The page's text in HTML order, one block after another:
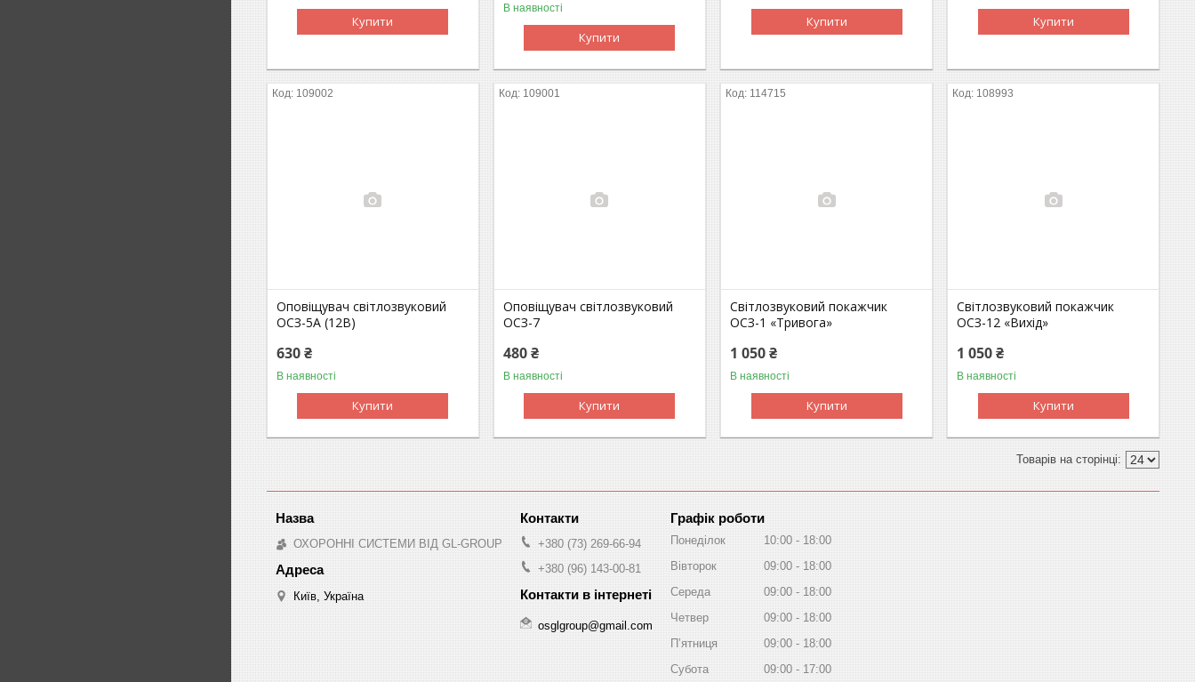
Купити
В наявності
Купити
Купити Купити
109002
Оповіщувач світлозвуковий
ОСЗ-5А (12В)
630 ₴
В наявності
Купити
109001
Оповіщувач світлозвуковий
ОСЗ-7
480 ₴
В наявності
Купити
114715
Світлозвуковий покажчик
ОСЗ-1 «Тривога»
1 050 ₴
В наявності
Купити
108993
Світлозвуковий покажчик
ОСЗ-12 «Вихід»
1 050 ₴
В наявності
Купити
ОХОРОННІ СИСТЕМИ ВІД GL-GROUP
Київ, Україна
+380 (73) 269-66-94
+380 (96) 143-00-81
osglgroup@gmail.com
Графік роботи
Понеділок 10:00
18:00
Вівторок
09:00
18:00
Середа
09:00
18:00
Четвер
09:00
18:00
Пʼятниця
09:00
18:00
Субота
09:00 17:00